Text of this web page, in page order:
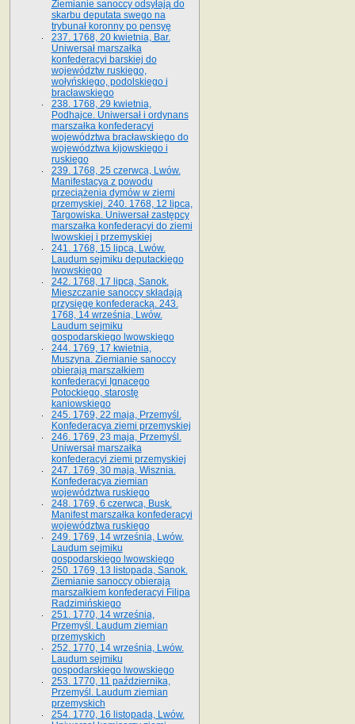
Ziemianie sanoccy odsyłają do
skarbu deputata swego na
trybunał koronny po pensyę
237. 1768, 20 kwietnia, Bar.
Uniwersał marszałka
konfederacyi barskiej do
województw ruskiego,
wołyńskiego, podolskiego i
bracławskiego
238. 1768, 29 kwietnia,
Podhajce. Uniwersał i ordynans
marszałka konfederacyi
województwa bracławskiego do
wo­jewództwa kijowskiego i
ruskiego
239. 1768, 25 czerwca, Lwów.
Manifestacya z powodu
przeciążenia dymów w ziemi
przemyskiej. 240. 1768, 12 lipca,
Targowiska. Uniwersał zastępcy
marszałka konfederacyi do ziemi
lwowskiej i przemyskiej
241. 1768, 15 lipca, Lwów.
Laudum sejmiku deputackiego
lwowskiego
242. 1768, 17 lipca, Sanok.
Mieszczanie sanoccy składają
przysięgę konfederacką. 243.
1768, 14 września, Lwów.
Laudum sejmiku
gospodarskiego lwowskiego
244. 1769, 17 kwietnia,
Muszyna. Ziemianie sanoccy
obierają marszałkiem
konfederacyi Ignacego
Potockiego, starostę
kaniowskiego
245. 1769, 22 maja, Przemyśl.
Konfederacya ziemi przemyskiej
246. 1769, 23 maja, Przemyśl.
Uniwersał marszałka
konfederacyi ziemi przemyskiej
247. 1769, 30 maja, Wisznia.
Konfederacya ziemian
województwa ruskiego
248. 1769, 6 czerwca, Busk.
Manifest marszałka konfederacyi
województwa ruskiego
249. 1769, 14 września, Lwów.
Laudum sejmiku
gospodarskiego lwowskiego
250. 1769, 13 listopada, Sanok.
Ziemianie sanoccy obierają
marszałkiem konfederacyi Filipa
Radzimińskiego
251. 1770, 14 września,
Przemyśl. Laudum ziemian
przemyskich
252. 1770, 14 września, Lwów.
Laudum sejmiku
gospodarskiego lwowskiego
253. 1770, 11 października,
Przemyśl. Laudum ziemian
przemyskich
254. 1770, 16 listopada, Lwów.